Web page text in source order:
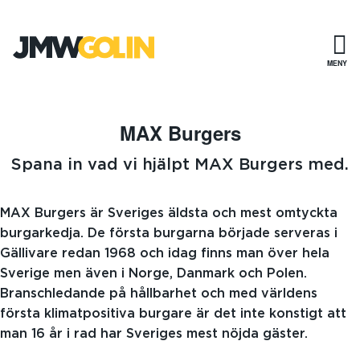
innehåll
MENY
MAX Burgers
Spana in vad vi hjälpt MAX Burgers med.
MAX Burgers är Sveriges äldsta och mest omtyckta
burgarkedja. De första burgarna började serveras i
Gällivare redan 1968 och idag finns man över hela
Sverige men även i Norge, Danmark och Polen.
Branschledande på hållbarhet och med världens
första klimatpositiva burgare är det inte konstigt att
man 16 år i rad har Sveriges mest nöjda gäster.